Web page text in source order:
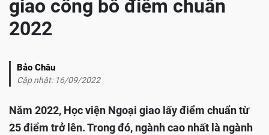
giao công bố điểm chuẩn
2022
Bảo Châu
Cập nhật: 16/09/2022
Năm 2022, Học viện Ngoại giao lấy điểm chuẩn từ
25 điểm trở lên. Trong đó, ngành cao nhất là ngành